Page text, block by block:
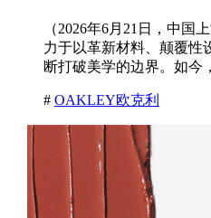
（2026年6月21日，中国
力于以革新材料、颠覆性
断打破美学的边界。如今
# OAKLEY欧克利